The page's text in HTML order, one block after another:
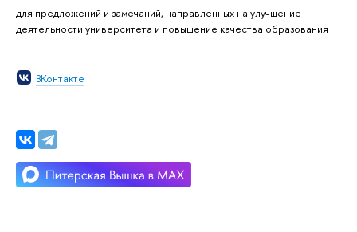
для предложений и замечаний, направленных на улучшение
деятельности университета и повышение качества образования
ВКонтакте